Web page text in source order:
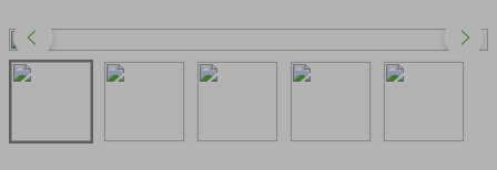
perfume